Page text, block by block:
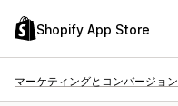
Shopify App Store
マーケティングとコンバージョン